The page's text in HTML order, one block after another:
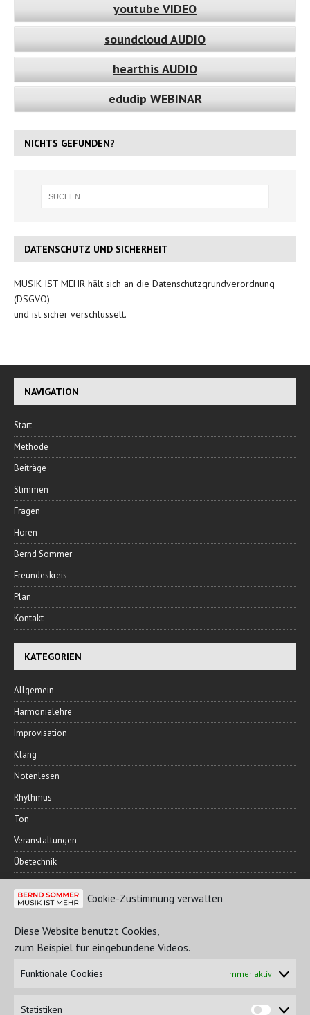
Cookie-Zustimmung verwalten
Diese Website benutzt Cookies,
zum Beispiel für eingebundene Videos.
Funktionale Cookies Immer aktiv
Statistiken
youtube VIDEO
soundcloud AUDIO
hearthis AUDIO
edudip WEBINAR
NICHTS GEFUNDEN?
DATENSCHUTZ UND SICHERHEIT
MUSIK IST MEHR hält sich an die Datenschutzgrundverordnung
(DSGVO)
und ist sicher verschlüsselt.
NAVIGATION
Start
Methode
Beiträge
Stimmen
Fragen
Hören
Bernd Sommer
Freundeskreis
Plan
Kontakt
KATEGORIEN
Allgemein
Harmonielehre
Improvisation
Klang
Notenlesen
Rhythmus
Ton
Veranstaltungen
Übetechnik
FREUNDESKREIS